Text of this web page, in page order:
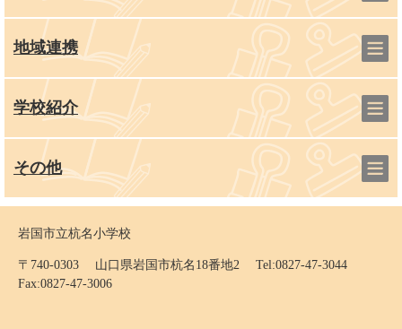
地域連携
学校紹介
その他
岩国市立杭名小学校
〒740-0303 山口県岩国市杭名18番地2 Tel:0827-47-3044
Fax:0827-47-3006